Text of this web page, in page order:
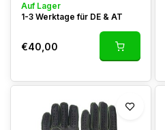
Auf Lager
1-3 Werktage für DE & AT
€40,00